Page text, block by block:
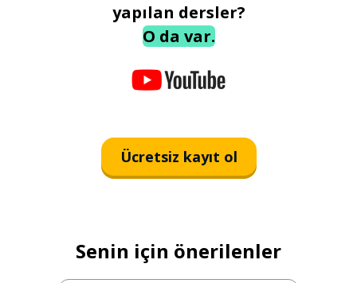
yapılan dersler?
O da var.
Ücretsiz kayıt ol
Senin için önerilenler